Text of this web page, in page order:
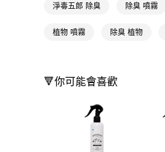
淨毒五郎 除臭 除臭 噴霧
植物 噴霧 除臭 植物
🔻你可能會喜歡